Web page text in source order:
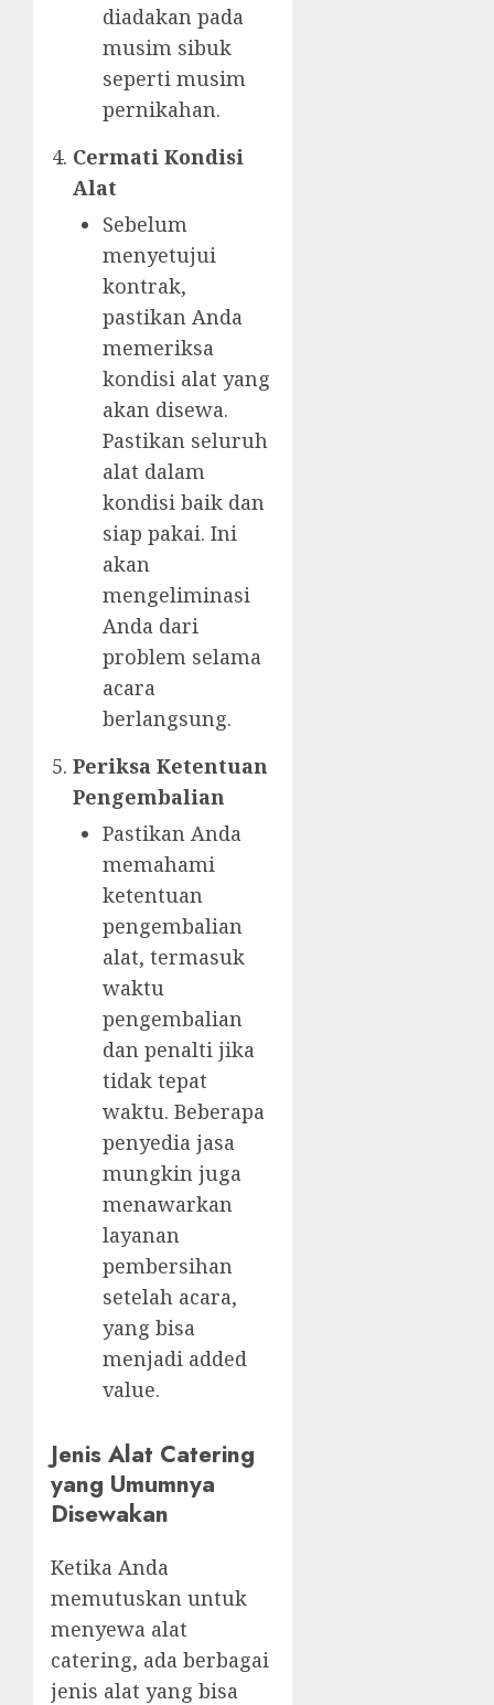
diadakan pada
musim sibuk
seperti musim
pernikahan.
Cermati Kondisi
Alat
Sebelum
menyetujui
kontrak,
pastikan Anda
memeriksa
kondisi alat yang
akan disewa.
Pastikan seluruh
alat dalam
kondisi baik dan
siap pakai. Ini
akan
mengeliminasi
Anda dari
problem selama
acara
berlangsung.
Periksa Ketentuan
Pengembalian
Pastikan Anda
memahami
ketentuan
pengembalian
alat, termasuk
waktu
pengembalian
dan penalti jika
tidak tepat
waktu. Beberapa
penyedia jasa
mungkin juga
menawarkan
layanan
pembersihan
setelah acara,
yang bisa
menjadi added
value.
Jenis Alat Catering
yang Umumnya
Disewakan
Ketika Anda
memutuskan untuk
menyewa alat
catering, ada berbagai
jenis alat yang bisa